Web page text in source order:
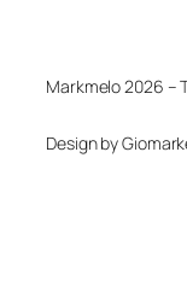
Markmelo 2026 –
Design by